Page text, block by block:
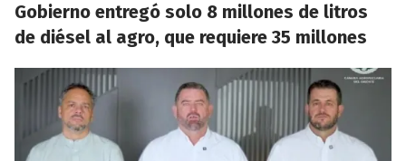
Gobierno entregó solo 8 millones de litros
de diésel al agro, que requiere 35 millones